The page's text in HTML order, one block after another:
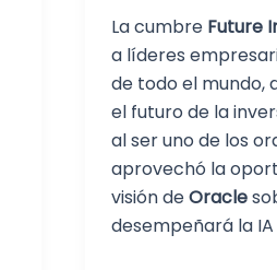
La cumbre Future
a líderes
de todo el mundo,
el futuro de la
al ser uno de los
aprovechó la
visión deOracle
desempeñará la